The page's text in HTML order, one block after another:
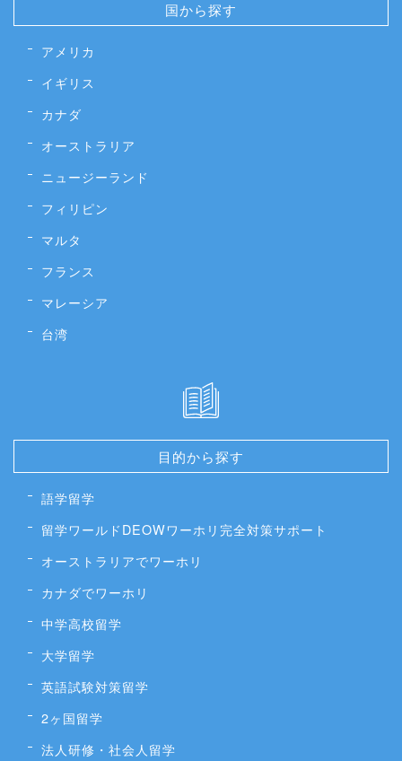
国から探す
アメリカ
イギリス
カナダ
オーストラリア
ニュージーランド
フィリピン
マルタ
フランス
マレーシア
台湾
目的から探す
語学留学
留学ワールドDEOWワーホリ完全対策サポート
オーストラリアでワーホリ
カナダでワーホリ
中学高校留学
大学留学
英語試験対策留学
2ヶ国留学
法人研修・社会人留学